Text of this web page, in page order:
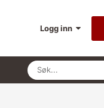
Logg inn